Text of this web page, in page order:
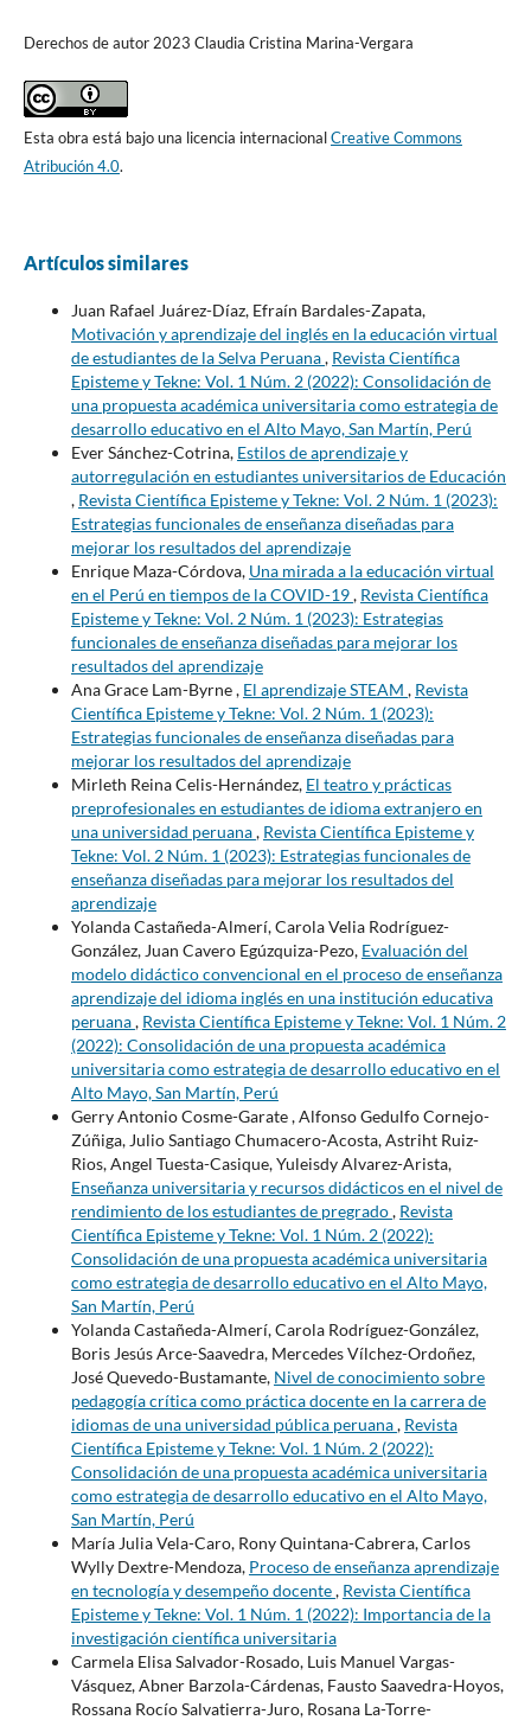
Derechos de autor 2023 Claudia Cristina Marina-Vergara
Esta obra está bajo una licencia internacionalCreative Commons
Atribución 4.0.
Artículos similares
Juan Rafael Juárez-Díaz, Efraín Bardales-Zapata,
Motivación y aprendizaje del inglés en la educación virtual
de estudiantes de la Selva Peruana, Revista Científica
Episteme y Tekne: Vol. 1 Núm. 2 (2022): Consolidación de
una propuesta académica universitaria como estrategia de
desarrollo educativo en el Alto Mayo, San Martín, Perú
Ever Sánchez-Cotrina, Estilos de aprendizaje y
autorregulación en estudiantes universitarios de Educación
, Revista Científica Episteme y Tekne: Vol. 2 Núm. 1 (2023):
Estrategias funcionales de enseñanza diseñadas para
mejorar los resultados del aprendizaje
Enrique Maza-Córdova, Una mirada a la educación virtual
en el Perú en tiempos de la COVID-19, Revista Científica
Episteme y Tekne: Vol. 2 Núm. 1 (2023): Estrategias
funcionales de enseñanza diseñadas para mejorar los
resultados del aprendizaje
Ana Grace Lam-Byrne , El aprendizaje STEAM , Revista
Científica Episteme y Tekne: Vol. 2 Núm. 1 (2023):
Estrategias funcionales de enseñanza diseñadas para
mejorar los resultados del aprendizaje
Mirleth Reina Celis-Hernández, El teatro y prácticas
preprofesionales en estudiantes de idioma extranjero en
una universidad peruana, Revista Científica Episteme y
Tekne: Vol. 2 Núm. 1 (2023): Estrategias funcionales de
enseñanza diseñadas para mejorar los resultados del
aprendizaje
Yolanda Castañeda-Almerí, Carola Velia Rodríguez-
González, Juan Cavero Egúzquiza-Pezo, Evaluación del
modelo didáctico convencional en el proceso de enseñanza
aprendizaje del idioma inglés en una institución educativa
peruana, Revista Científica Episteme y Tekne: Vol. 1 Núm. 2
(2022): Consolidación de una propuesta académica
universitaria como estrategia de desarrollo educativo en el
Alto Mayo, San Martín, Perú
Gerry Antonio Cosme-Garate , Alfonso Gedulfo Cornejo-
Zúñiga, Julio Santiago Chumacero-Acosta, Astriht Ruiz-
Rios, Angel Tuesta-Casique, Yuleisdy Alvarez-Arista,
Enseñanza universitaria y recursos didácticos en el nivel de
rendimiento de los estudiantes de pregrado, Revista
Científica Episteme y Tekne: Vol. 1 Núm. 2 (2022):
Consolidación de una propuesta académica universitaria
como estrategia de desarrollo educativo en el Alto Mayo,
San Martín, Perú
Yolanda Castañeda-Almerí, Carola Rodríguez-González,
Boris Jesús Arce-Saavedra, Mercedes Vílchez-Ordoñez,
José Quevedo-Bustamante, Nivel de conocimiento sobre
pedagogía crítica como práctica docente en la carrera de
idiomas de una universidad pública peruana, Revista
Científica Episteme y Tekne: Vol. 1 Núm. 2 (2022):
Consolidación de una propuesta académica universitaria
como estrategia de desarrollo educativo en el Alto Mayo,
San Martín, Perú
María Julia Vela-Caro, Rony Quintana-Cabrera, Carlos
Wylly Dextre-Mendoza, Proceso de enseñanza aprendizaje
en tecnología y desempeño docente, Revista Científica
Episteme y Tekne: Vol. 1 Núm. 1 (2022): Importancia de la
investigación científica universitaria
Carmela Elisa Salvador-Rosado, Luis Manuel Vargas-
Vásquez, Abner Barzola-Cárdenas, Fausto Saavedra-Hoyos,
Rossana Rocío Salvatierra-Juro, Rosana La-Torre-